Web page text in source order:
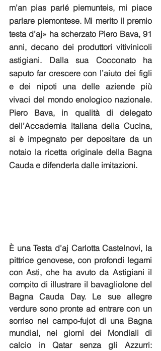
m’an pias parlé piemunteis, mi piace
parlare piemontese. Mi merito il premio
testa d’aj» ha scherzato Piero Bava, 91
anni, decano dei produttori vitivinicoli
astigiani. Dalla sua Cocconato ha
saputo far crescere con l’aiuto dei figli
e dei nipoti una delle aziende più
vivaci del mondo enologico nazionale.
Piero Bava, in qualità di delegato
dell’Accademia italiana della Cucina,
si è impegnato per depositare da un
notaio la ricetta originale della Bagna
Cauda e difenderla dalle imitazioni.
È una Testa d’aj Carlotta Castelnovi, la
pittrice genovese, con profondi legami
con Asti, che ha avuto da Astigiani il
compito di illustrare il bavagliolone del
Bagna Cauda Day. Le sue allegre
verdure sono pronte ad entrare con un
sorriso nel campo-fujot di una Bagna
mundial, nei giorni dei Mondiali di
calcio in Qatar senza gli Azzurri: